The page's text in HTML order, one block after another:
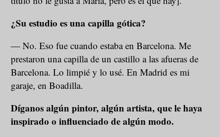
¿Su estudio es una capilla gótica?
― No. Eso fue cuando estaba en Barcelona. Me
prestaron una capilla de un castillo a las afueras de
Barcelona. Lo limpié y lo usé. En Madrid es mi
garaje, en Boadilla.
Díganos algún pintor, algún artista, que le haya
inspirado o influenciado de algún modo.